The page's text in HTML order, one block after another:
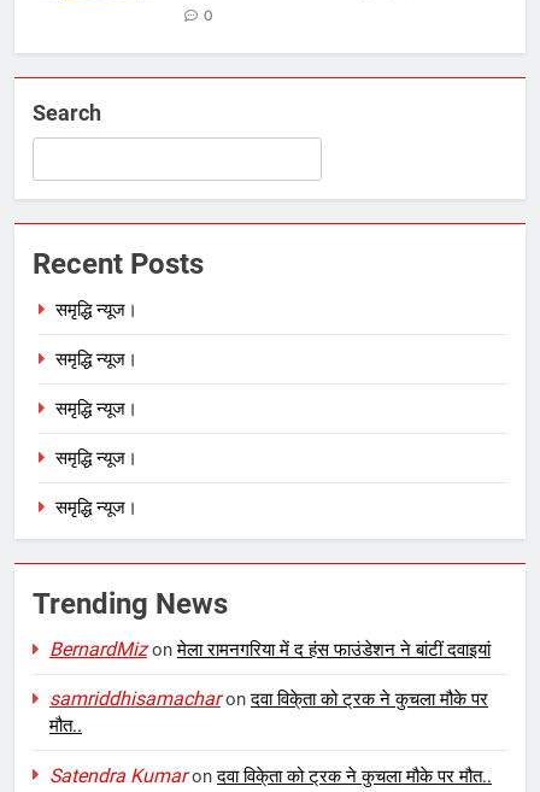
0
Search
Recent Posts
समृद्धि न्यूज।
समृद्धि न्यूज।
समृद्धि न्यूज।
समृद्धि न्यूज।
समृद्धि न्यूज।
Trending News
BernardMizonमेला रामनगरिया में द हंस फाउंडेशन ने बांटीं दवाइयां
samriddhisamacharonदवा विके्ता को ट्रक ने कुचला मौके पर
मौत..
Satendra Kumaronदवा विके्ता को ट्रक ने कुचला मौके पर मौत..